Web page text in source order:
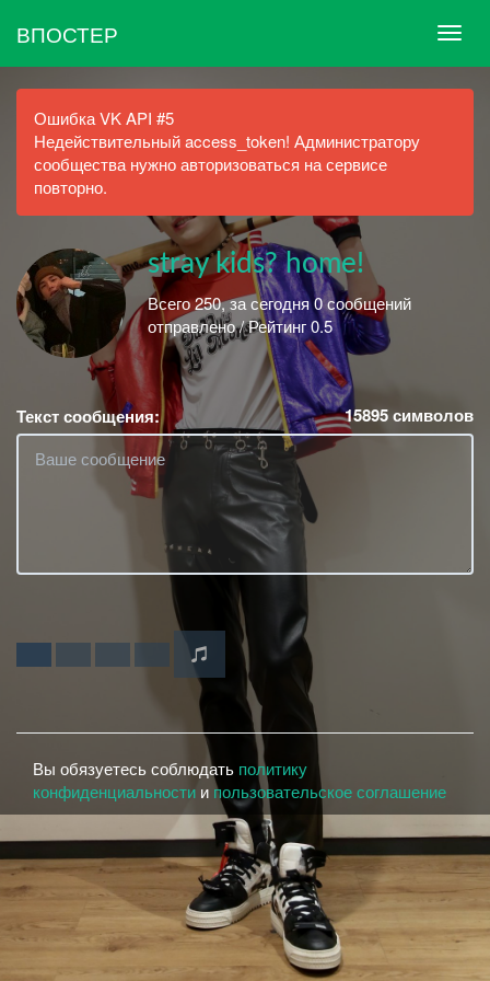
ВПОСТЕР
Ошибка VK API #5
Недействительный access_token! Администратору
сообщества нужно авторизоваться на сервисе
повторно.
stray kids? home!
Всего 250, за сегодня 0 сообщений
отправлено / Рейтинг 0.5
Текст сообщения: 15895символов
Вы обязуетесь соблюдать политику
конфиденциальности и пользовательское соглашение